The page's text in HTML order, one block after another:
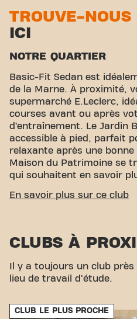
TROUVE-NOUS
ICI
NOTRE QUARTIER
Basic-Fit Sedan est
de la Marne. À proximité,
supermarché E.Leclerc,
courses avant ou après
d’entraînement. Le Jardin
accessible à pied, parfait
relaxante après une bonne
Maison du Patrimoine se
qui souhaitent en savoir
ACCESSIBILITÉ FACILE
transport : Parking :Un
accessible. Avec notre
nos options de transport
Marne et rejoignez notre
En savoir plus sur ce club
CLUBS À
Il y a toujours un club
lieu de travail d'étude.
CLUB LE PLUS PROCHE